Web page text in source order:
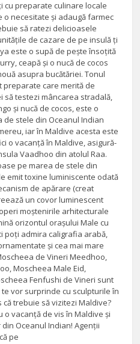
cu preparate culinare locale
o necesitate și adaugă farmec
să ratezi delicioasele
de cazare de pe insulă ți
este o supă de pește însoțită
ceapă și o nucă de cocos
asupra bucătăriei. Tonul
preparate care merită de
să testezi mâncarea stradală,
și nucă de cocos, este o
de stele din Oceanul Indian
iar în Maldive acesta este
o vacanță în Maldive, asigură-
Vaadhoo din atolul Raa.
pe marea de stele din
emit toxine luminiscente odată
de apărare (creat
un covor luminescent
moștenirile arhitecturale
orizontul orașului Male cu
poți admira caligrafia arabă,
și cea mai mare
de Vineri Meedhoo,
Moscheea Male Eid,
Fenfushi de Vineri sunt
vor surprinde cu sculpturile în
trebuie să vizitezi Maldive?
o vacanță de vis în Maldive și
Oceanul Indian! Agenții
pe